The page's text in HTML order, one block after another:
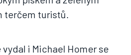
terčem turistů.
vydal i Michael Homer se